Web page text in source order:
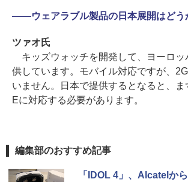
――ウェアラブル製品の日本展開はどう
ツァオ氏
キッズウォッチを開発して、ヨーロッ
供しています。モバイル対応ですが、
いません。日本で提供するとなると、ま
Eに対応する必要があります。
編集部のおすすめ記事
「IDOL 4」、Alcatelか